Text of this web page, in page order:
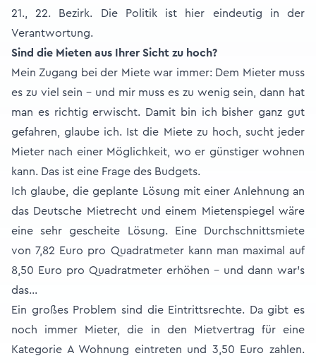
21., 22. Bezirk. Die Politik ist hier eindeutig in der
Verantwortung.
Sind die Mieten aus Ihrer Sicht zu hoch?
Mein Zugang bei der Miete war immer: Dem Mieter muss
es zu viel sein - und mir muss es zu wenig sein, dann hat
man es richtig erwischt. Damit bin ich bisher ganz gut
gefahren, glaube ich. Ist die Miete zu hoch, sucht jeder
Mieter nach einer Möglichkeit, wo er günstiger wohnen
kann. Das ist eine Frage des Budgets.
Ich glaube, die geplante Lösung mit einer Anlehnung an
das Deutsche Mietrecht und einem Mietenspiegel wäre
eine sehr gescheite Lösung. Eine Durchschnittsmiete
von 7,82 Euro pro Quadratmeter kann man maximal auf
8,50 Euro pro Quadratmeter erhöhen - und dann war’s
das…
Ein großes Problem sind die Eintrittsrechte. Da gibt es
noch immer Mieter, die in den Mietvertrag für eine
Kategorie A Wohnung eintreten und 3,50 Euro zahlen.